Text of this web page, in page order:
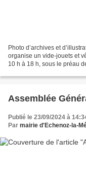
Photo d’archives et
organise un vide-jouets et
10 h à 18 h, sous le préau
Assemblée
Publié le 23/09/2024 à
Par mairie d'Echenoz-la-